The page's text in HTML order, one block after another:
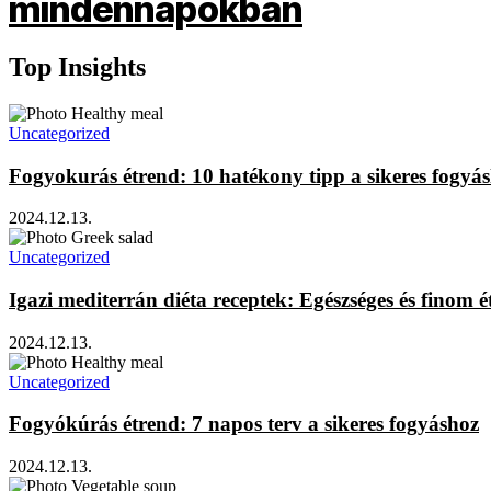
Top Insights
Uncategorized
Fogyokurás étrend: 10 hatékony tipp a sikeres
2024.12.13.
Uncategorized
Igazi mediterrán diéta receptek: Egészséges és finom
2024.12.13.
Uncategorized
Fogyókúrás étrend: 7 napos terv a sikeres fogyáshoz
2024.12.13.